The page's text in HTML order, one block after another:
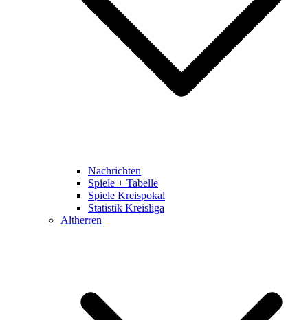
Nachrichten
Spiele + Tabelle
Spiele Kreispokal
Statistik Kreisliga
Altherren